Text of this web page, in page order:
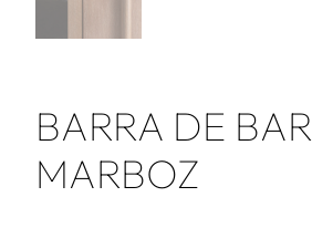
BARRA DE BAR
MARBOZ